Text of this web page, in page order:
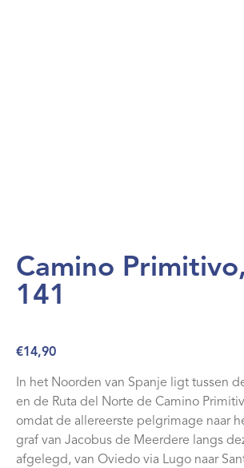
Camino
141
€14,90
In het Noorden van Spanje ligt tussen
en de Ruta del Norte de Camino
omdat de allereerste pelgrimage naar
graf van Jacobus de Meerdere langs
afgelegd, van Oviedo via Lugo naar